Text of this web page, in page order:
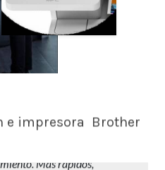
e impresora Brother